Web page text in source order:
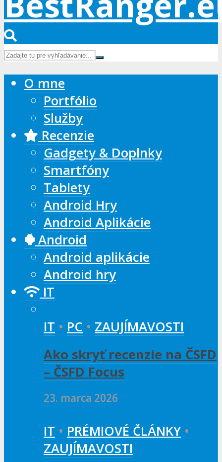
O mne
Portfólio
Služby
Recenzie
Gadgety & Doplnky
Smartfóny
Tablety
Android Hry
Android Aplikácie
Android
Android aplikácie
Android hry
IT
IT • PC • ZAUJÍMAVOSTI
Ako skryť recenzie na ČSFD
– ČSFD Focus
23. marca 2026
IT • PRÉMIOVÉ ČLÁNKY •
ZAUJÍMAVOSTI